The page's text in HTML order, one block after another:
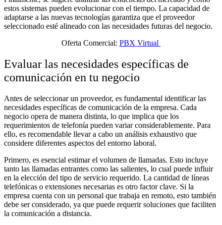
estos sistemas pueden evolucionar con el tiempo. La capacidad de
adaptarse a las nuevas tecnologías garantiza que el proveedor
seleccionado esté alineado con las necesidades futuras del negocio.
Oferta Comercial: PBX Virtual
Evaluar las necesidades específicas de
comunicación en tu negocio
Antes de seleccionar un proveedor, es fundamental identificar las
necesidades específicas de comunicación de la empresa. Cada
negocio opera de manera distinta, lo que implica que los
requerimientos de telefonía pueden variar considerablemente. Para
ello, es recomendable llevar a cabo un análisis exhaustivo que
considere diferentes aspectos del entorno laboral.
Primero, es esencial estimar el volumen de llamadas. Esto incluye
tanto las llamadas entrantes como las salientes, lo cual puede influir
en la elección del tipo de servicio requerido. La cantidad de líneas
telefónicas o extensiones necesarias es otro factor clave. Si la
empresa cuenta con un personal que trabaja en remoto, esto también
debe ser considerado, ya que puede requerir soluciones que faciliten
la comunicación a distancia.